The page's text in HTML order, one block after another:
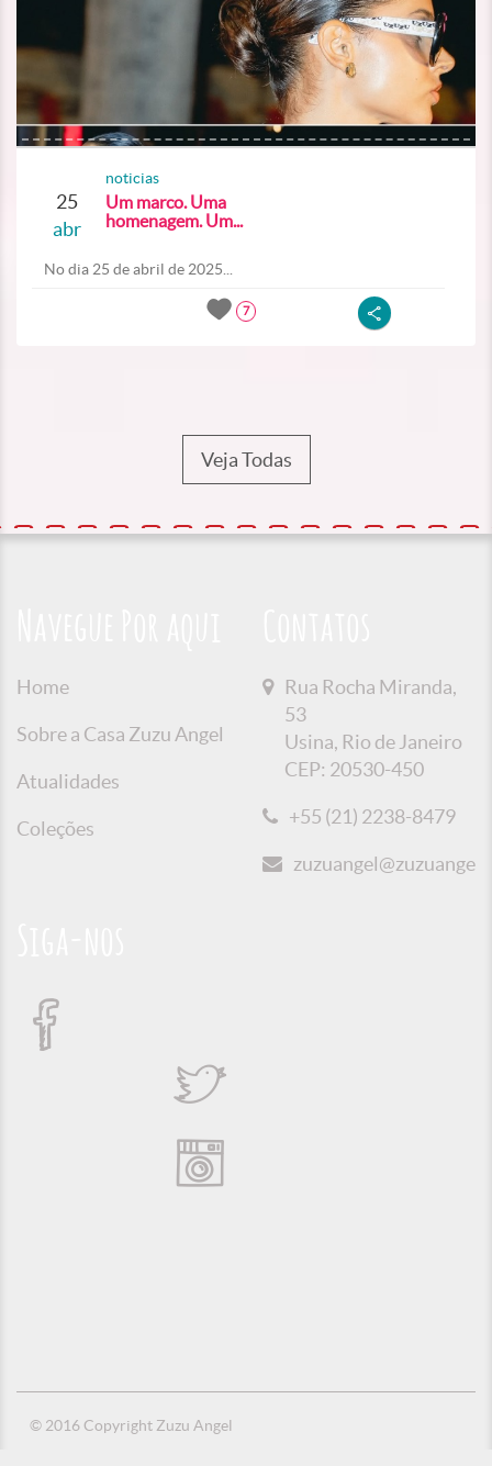
25
abr
noticias
Um marco. Uma
homenagem. Um...
No dia 25 de abril de 2025...
7
Veja Todas
Home
Sobre a Casa Zuzu Angel
Atualidades
Coleções
Rua Rocha Miranda,
53
Usina, Rio de Janeiro
CEP: 20530-450
+55 (21) 2238-8479
© 2016 Copyright Zuzu Angel